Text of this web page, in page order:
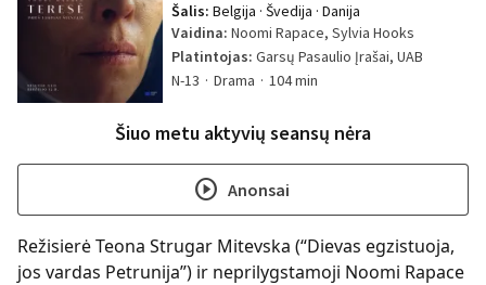
Šalis: Belgija · Švedija · Danija
Vaidina: Noomi Rapace, Sylvia Hooks
Platintojas: Garsų Pasaulio Įrašai, UAB
N-13
Drama 104 min
Šiuo metu aktyvių seansų nėra
play_circle Anonsai
Režisierė Teona Strugar Mitevska (“Dievas egzistuoja,
jos vardas Petrunija”) ir neprilygstamoji Noomi Rapace